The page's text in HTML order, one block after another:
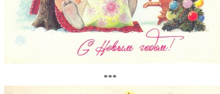
***